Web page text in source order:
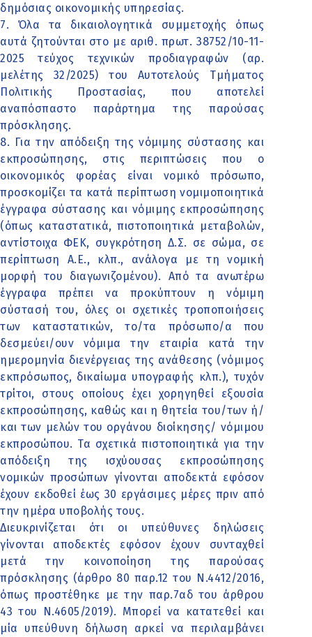
δημόσιας οικονομικής υπηρεσίας.
7. Όλα τα δικαιολογητικά συμμετοχής όπως
αυτά ζητούνται στο με αριθ. πρωτ. 38752/10-11-
2025 τεύχος τεχνικών προδιαγραφών (αρ.
μελέτης 32/2025) του Αυτοτελούς Τμήματος
Πολιτικής Προστασίας, που αποτελεί
αναπόσπαστο παράρτημα της παρούσας
πρόσκλησης.
8. Για την απόδειξη της νόμιμης σύστασης και
εκπροσώπησης, στις περιπτώσεις που ο
οικονομικός φορέας είναι νομικό πρόσωπο,
προσκομίζει τα κατά περίπτωση νομιμοποιητικά
έγγραφα σύστασης και νόμιμης εκπροσώπησης
(όπως καταστατικά, πιστοποιητικά μεταβολών,
αντίστοιχα ΦΕΚ, συγκρότηση Δ.Σ. σε σώμα, σε
περίπτωση Α.Ε., κλπ., ανάλογα με τη νομική
μορφή του διαγωνιζομένου). Από τα ανωτέρω
έγγραφα πρέπει να προκύπτουν η νόμιμη
σύστασή του, όλες οι σχετικές τροποποιήσεις
των καταστατικών, το/τα πρόσωπο/α που
δεσμεύει/ουν νόμιμα την εταιρία κατά την
ημερομηνία διενέργειας της ανάθεσης (νόμιμος
εκπρόσωπος, δικαίωμα υπογραφής κλπ.), τυχόν
τρίτοι, στους οποίους έχει χορηγηθεί εξουσία
εκπροσώπησης, καθώς και η θητεία του/των ή/
και των μελών του οργάνου διοίκησης/ νόμιμου
εκπροσώπου. Τα σχετικά πιστοποιητικά για την
απόδειξη της ισχύουσας εκπροσώπησης
νομικών προσώπων γίνονται αποδεκτά εφόσον
έχουν εκδοθεί έως 30 εργάσιμες μέρες πριν από
την ημέρα υποβολής τους.
Διευκρινίζεται ότι οι υπεύθυνες δηλώσεις
γίνονται αποδεκτές εφόσον έχουν συνταχθεί
μετά την κοινοποίηση της παρούσας
πρόσκλησης (άρθρο 80 παρ.12 του Ν.4412/2016,
όπως προστέθηκε με την παρ.7αδ του άρθρου
43 του Ν.4605/2019). Μπορεί να κατατεθεί και
μία υπεύθυνη δήλωση αρκεί να περιλαμβάνει